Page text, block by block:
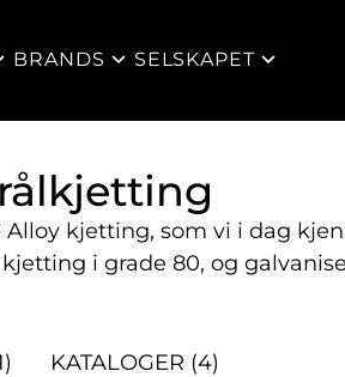
BRANDS SELSKAPET
kjetting, som vi i dag
i grade 80, og
KATALOGER (4)